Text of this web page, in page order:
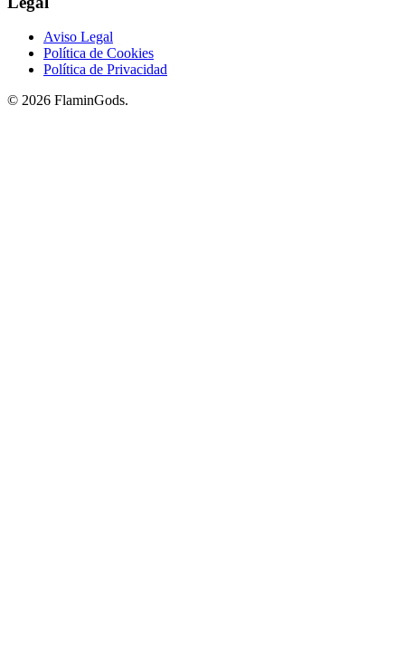
Aviso Legal
Política de Cookies
Política de Privacidad
© 2026 FlaminGods.